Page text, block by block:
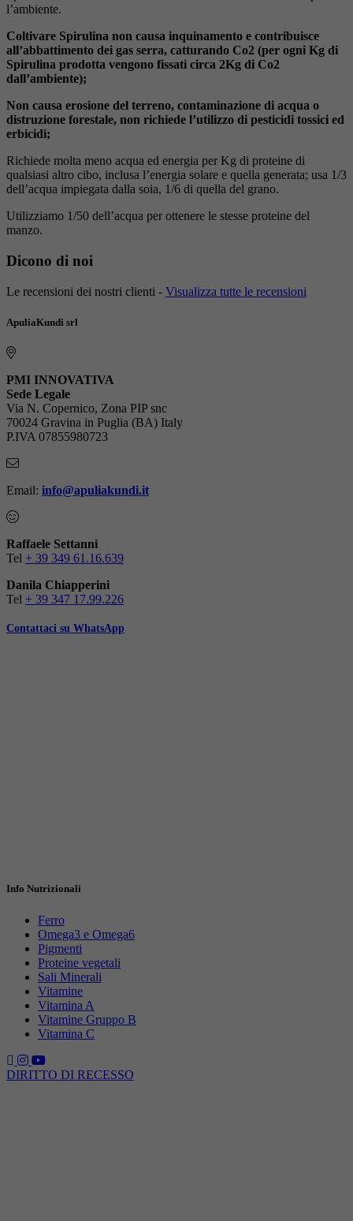
l’ambiente.
Coltivare Spirulina non causa inquinamento e contribuisce
all’abbattimento dei gas serra, catturando Co2 (per ogni Kg di
Spirulina prodotta vengono fissati circa 2Kg di Co2
dall’ambiente);
Non causa erosione del terreno, contaminazione di acqua o
distruzione forestale, non richiede l’utilizzo di pesticidi tossici ed
erbicidi;
Richiede molta meno acqua ed energia per Kg di proteine di
qualsiasi altro cibo, inclusa l’energia solare e quella generata; usa 1/3
dell’acqua impiegata dalla soia, 1/6 di quella del grano.
Utilizziamo 1/50 dell’acqua per ottenere le stesse proteine del
manzo.
Dicono di noi
Le recensioni dei nostri clienti - Visualizza tutte le recensioni
ApuliaKundi srl
PMI INNOVATIVA
Sede Legale
Via N. Copernico, Zona PIP snc
70024 Gravina in Puglia (BA) Italy
P.IVA 07855980723
Email: info@apuliakundi.it
Raffaele Settanni
Tel + 39 349 61.16.639
Danila Chiapperini
Tel + 39 347 17.99.226
Contattaci su WhatsApp
Info Nutrizionali
Ferro
Omega3 e Omega6
Pigmenti
Proteine vegetali
Sali Minerali
Vitamine
Vitamina A
Vitamine Gruppo B
Vitamina C
DIRITTO DI RECESSO